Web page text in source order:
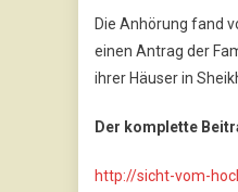
Die Anhörung fand
einen Antrag der
ihrer Häuser in
Der komplette
http://sicht-vom-